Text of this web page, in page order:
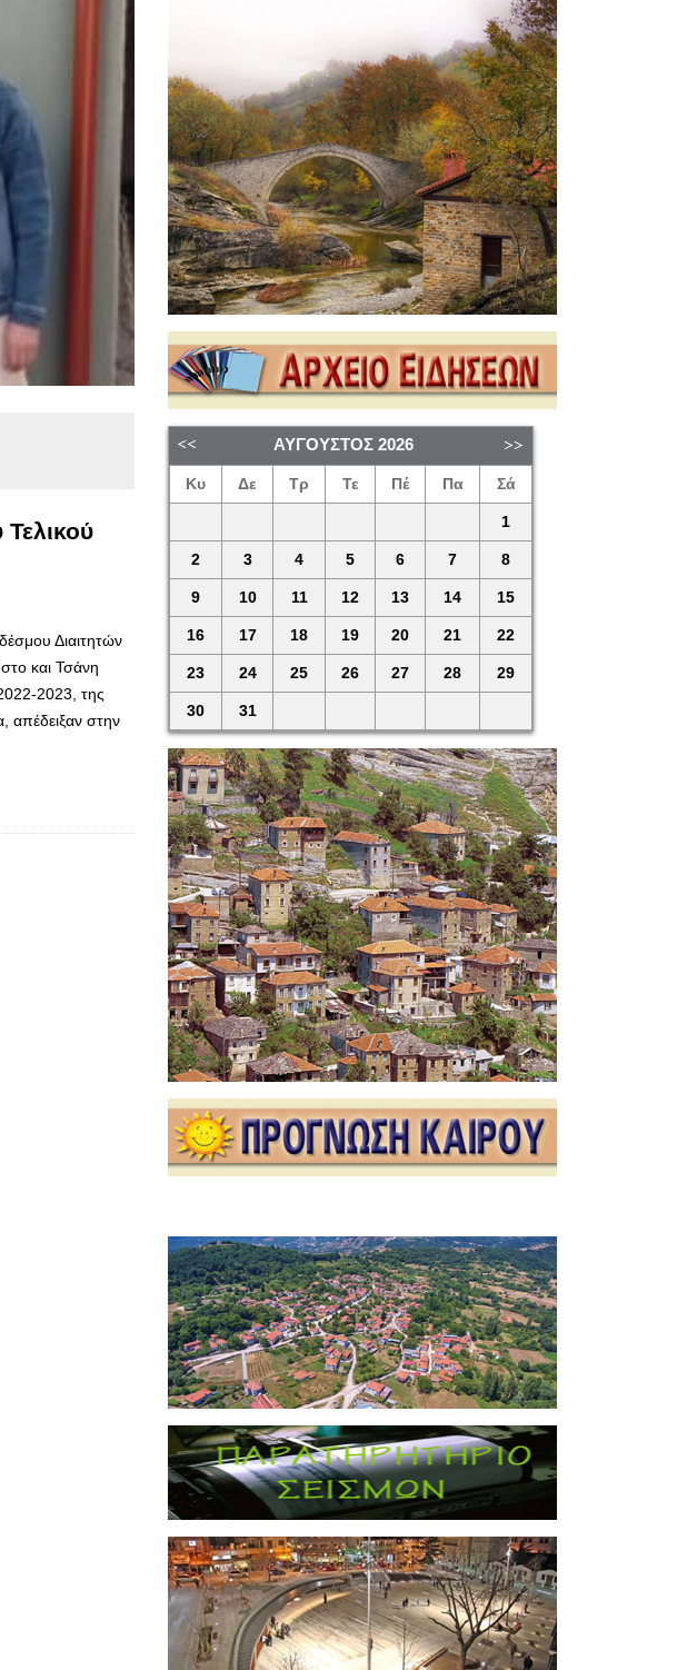
Διαιτητών
και Τσάνη
2023, της
απέδειξαν στην
ΑΎΓΟΥΣΤΟΣ 2026
Κυ Δε Τρ Τε Πέ Πα Σά
1
2 3 4 5 6 7 8
9 10 11 12 13 14 15
16 17 18 19 20 21 22
23 24 25 26 27 28 29
30 31